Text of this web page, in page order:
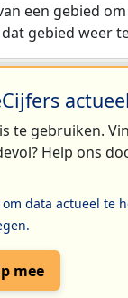
een gebied
gebied weer
te gebruiken.
Help ons
data actueel te
mee